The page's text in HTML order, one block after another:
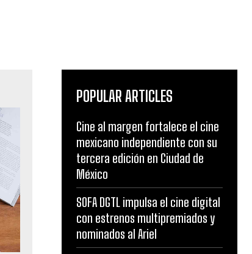
POPULAR ARTICLES
Cine al margen fortalece el cine
mexicano independiente con su
tercera edición en Ciudad de
México
SOFA DGTL impulsa el cine digital
con estrenos multipremiados y
nominados al Ariel